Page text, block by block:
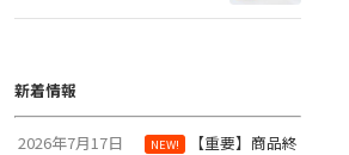
新着情報
2026年7月17日 NEW!
【重要】商品終